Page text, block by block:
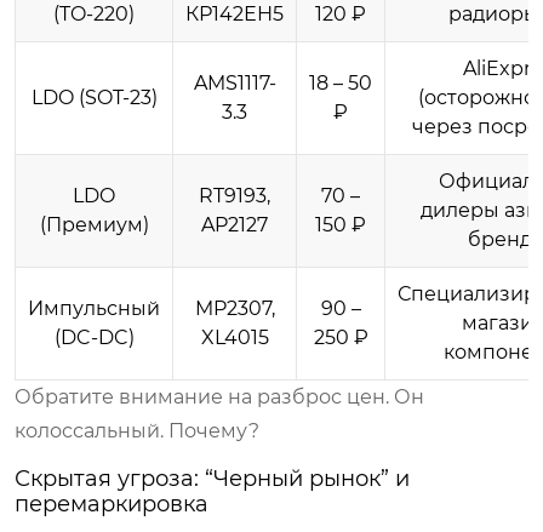
(TO-220)
КР142ЕН5
120 ₽
LDO (SOT-23)
AMS1117-
3.3
18 – 50
₽
через
LDO
(Премиум)
RT9193,
AP2127
70 –
150 ₽
дилеры
Импульсный
(DC-DC)
MP2307,
XL4015
90 –
250 ₽
Обратите внимание на разброс цен. Он
колоссальный. Почему?
Скрытая угроза: “Черный рынок” и
перемаркировка